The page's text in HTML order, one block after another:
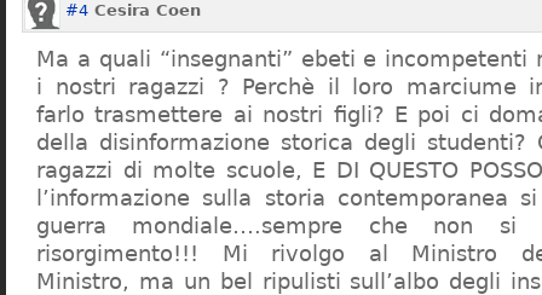
#4 Cesira Coen
Ma a quali “insegnanti” ebeti e
i nostri ragazzi ? Perchè il loro marciume
farlo trasmettere ai nostri figli? E poi ci
della disinformazione storica degli
ragazzi di molte scuole, E DI QUESTO POSSO
l’informazione sulla storia contemporanea
guerra mondiale….sempre che non
risorgimento!!! Mi rivolgo al Ministro
Ministro, ma un bel ripulisti sull’albo degli